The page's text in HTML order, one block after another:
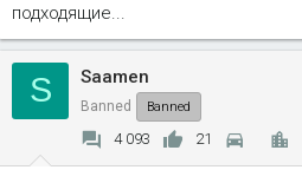
подходящие...
S Saamen
Banned Banned
4 093 21